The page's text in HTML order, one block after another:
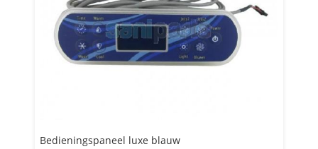
Bedieningspaneel luxe blauw